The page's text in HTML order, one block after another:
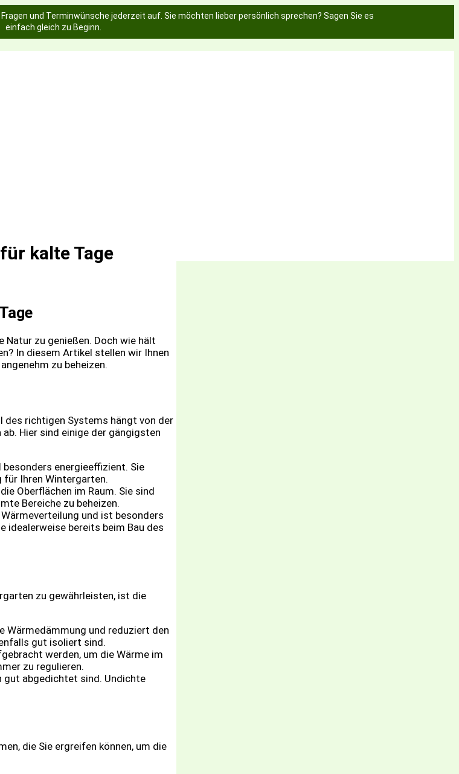
und Terminwünsche jederzeit auf. Sie möchten lieber persönlich sprechen? Sagen Sie es
einfach gleich zu Beginn.
kalte Tage
Natur zu genießen. Doch wie hält
In diesem Artikel stellen wir Ihnen
zu beheizen.
des richtigen Systems hängt von der
Hier sind einige der gängigsten
energieeffizient. Sie
für Ihren Wintergarten.
Oberflächen im Raum. Sie sind
Bereiche zu beheizen.
und ist besonders
idealerweise bereits beim Bau des
zu gewährleisten, ist die
Wärmedämmung und reduziert den
gut isoliert sind.
werden, um die Wärme im
zu regulieren.
gut abgedichtet sind. Undichte
die Sie ergreifen können, um die